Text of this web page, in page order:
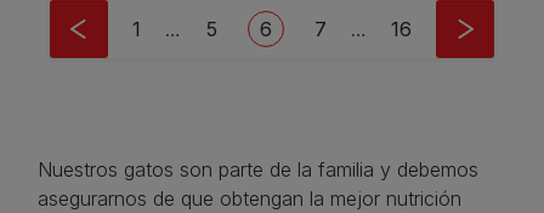
Pagination
First page
1 … Page
5 Current page
6 Page
7 … Last page
16
Nuestros gatos son parte de la familia y debemos
asegurarnos de que obtengan la mejor nutrición